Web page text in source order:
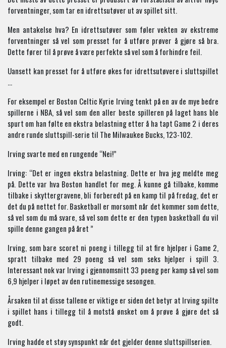
forventninger, som tar en idrettsutøver ut av spillet sitt.
Men antakelse hva? En idrettsutøver som føler vekten av ekstreme
forventninger så vel som presset for å utføre prøver å gjøre så bra.
Dette fører til å prøve å være perfekte så vel som å forhindre feil.
Uansett kan presset for å utføre økes for idrettsutøvere i sluttspillet
…
For eksempel er Boston Celtic Kyrie Irving tenkt på en av de mye bedre
spillerne i NBA, så vel som den aller beste spilleren på laget hans ble
spurt om han følte en ekstra belastning etter å ha tapt Game 2 i deres
andre runde sluttspill-serie til The Milwaukee Bucks, 123-102.
Irving svarte med en rungende “Nei!”
Irving: “Det er ingen ekstra belastning. Dette er hva jeg meldte meg
på. Dette var hva Boston handlet for meg. Å kunne gå tilbake, komme
tilbake i skyttergravene, bli forberedt på en kamp til på fredag, det er
det du på nettet for. Basketball er morsomt når det kommer som dette,
så vel som du må svare, så vel som dette er den typen basketball du vil
spille denne gangen på året ”
Irving, som bare scoret ni poeng i tillegg til at fire hjelper i Game 2,
spratt tilbake med 29 poeng så vel som seks hjelper i spill 3.
Interessant nok var Irving i gjennomsnitt 33 poeng per kamp så vel som
6,9 hjelper i løpet av den rutinemessige sesongen.
Årsaken til at disse tallene er viktige er siden det betyr at Irving spilte
i spillet hans i tillegg til å motstå ønsket om å prøve å gjøre det så
godt.
Irving hadde et støy synspunkt når det gjelder denne sluttspillserien.